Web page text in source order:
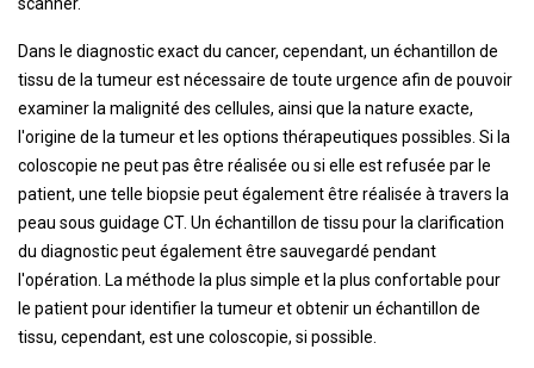
Dans le diagnostic exact du cancer, cependant, un échantillon de
tissu de la tumeur est nécessaire de toute urgence afin de pouvoir
examiner la malignité des cellules, ainsi que la nature exacte,
l'origine de la tumeur et les options thérapeutiques possibles. Si la
coloscopie ne peut pas être réalisée ou si elle est refusée par le
patient, une telle biopsie peut également être réalisée à travers la
peau sous guidage CT. Un échantillon de tissu pour la clarification
du diagnostic peut également être sauvegardé pendant
l'opération. La méthode la plus simple et la plus confortable pour
le patient pour identifier la tumeur et obtenir un échantillon de
tissu, cependant, est une coloscopie, si possible.